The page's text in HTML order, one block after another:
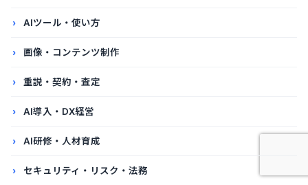
AIツール・使い方
画像・コンテンツ制作
重説・契約・査定
AI導入・DX経営
AI研修・人材育成
セキュリティ・リスク・法務